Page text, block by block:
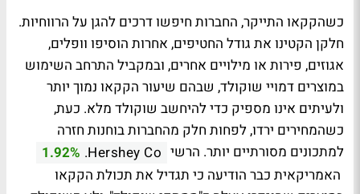
כשהקקאו התייקר, החברות חיפשו דרכים להגן על הרווחיות.
חלקן הקטינו את גודל החטיפים, אחרות הוסיפו וופלים,
אגוזים, פירות או מילויים אחרים, ובמקביל התרחב השימוש
במוצרים דמויי שוקולד, שבהם שיעור הקקאו נמוך יותר
ולעיתים אינו מספיק כדי להיחשב שוקולד מלא. כעת,
כשהמחירים ירדו, לפחות חלק מהחברות בוחנות חזרה
למתכונים מסורתיים יותר. הרשי Hershey Co.
1.92%
האמריקאית כבר הודיעה כי תגדיל את תכולת הקקאו